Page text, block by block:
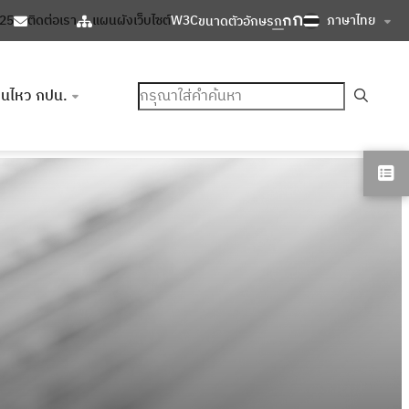
ติดต่อเรา แผนผังเว็บไซต์W3Cขนาดตัวอักษรกกก ภาษาไทย
ไหว กปน. ค้นหา